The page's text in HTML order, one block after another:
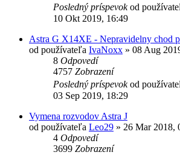
Posledný príspevokod
10 Okt 2019, 16:49
Astra G X14XE - Nepravidelny chod
od používateľa IvaNoxx » 08 Aug
8 Odpovedí
4757 Zobrazení
Posledný príspevokod
03 Sep 2019, 18:29
Vymena rozvodov Astra J
od používateľa Leo29 » 26 Mar 2018,
4 Odpovedí
3699 Zobrazení